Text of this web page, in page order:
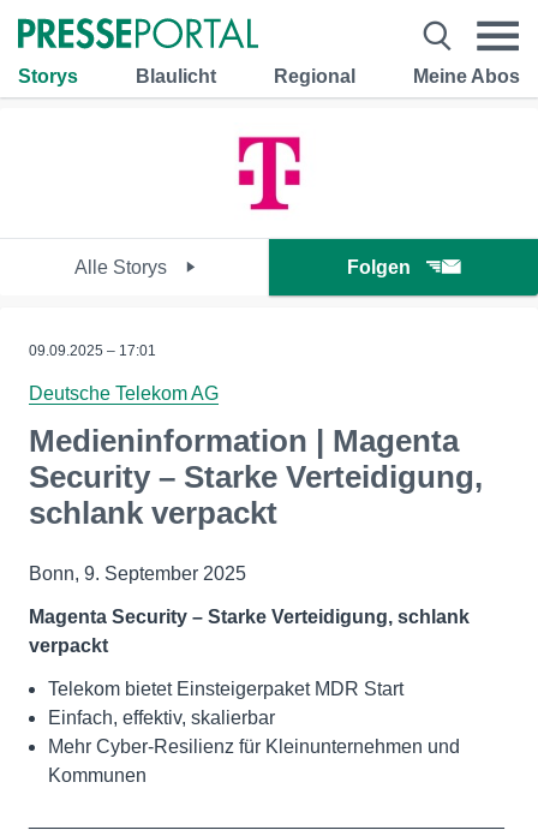
Storys Blaulicht Regional Meine Abos
Alle Storys Folgen
09.09.2025 – 17:01
Deutsche Telekom AG
Medieninformation | Magenta
Security – Starke Verteidigung,
schlank verpackt
Bonn, 9. September 2025
Magenta Security – Starke Verteidigung, schlank
verpackt
Telekom bietet Einsteigerpaket MDR Start
Einfach, effektiv, skalierbar
Mehr Cyber-Resilienz für Kleinunternehmen und
Kommunen